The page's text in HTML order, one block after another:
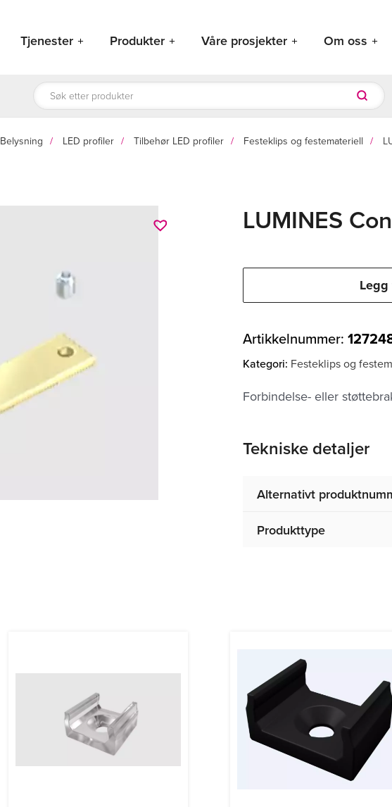
Tjenester Produkter Våre prosjekter Om oss
Products
search
Belysning LED profiler Tilbehør LED profiler Festeklips og festemateriell
LUMINES
Artikkelnummer:
Kategori: Festeklips og
Forbindelse- eller
Tekniske detaljer
Alternativt
Produkttype